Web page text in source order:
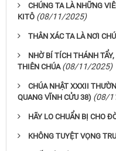
CHÚNG TA LÀ NHỮNG
KITÔ (08/11/2025)
THÂN XÁC TA LÀ NƠI
NHỜ BÍ TÍCH THÁNH
THIÊN CHÚA (08/11/2025)
CHÚA NHẬT XXXII
QUANG VĨNH CỬU 38) (08/
HÃY LO CHUẨN BỊ CHO
KHÔNG TUYỆT VỌNG